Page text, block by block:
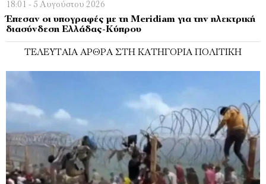
18:01 - 5 Αυγούστου 2026
Έπεσαν οι υπογραφές με τη Meridiam για την ηλεκτρική
διασύνδεση Ελλάδας-Κύπρου
ΤΕΛΕΥΤΑΊΑ ΆΡΘΡΑ ΣΤΗ ΚΑΤΗΓΟΡΊΑ ΠΟΛΙΤΙΚΉ